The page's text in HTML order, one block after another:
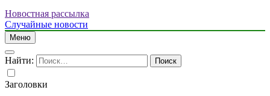
Новостная рассылка
Случайные новости
Меню
Найти:
Заголовки